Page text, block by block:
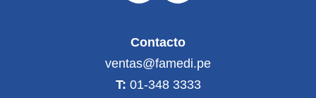
Contacto
ventas@famedi.pe
T: 01-348 3333